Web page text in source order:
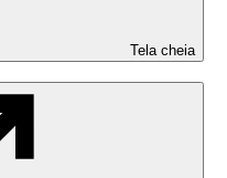
Tela cheia